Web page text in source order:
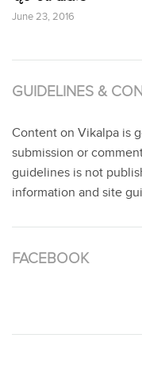
June 23, 2016
GUIDELINES &
Content on Vikalpa is
submission or
guidelines is not
information and site
FACEBOOK